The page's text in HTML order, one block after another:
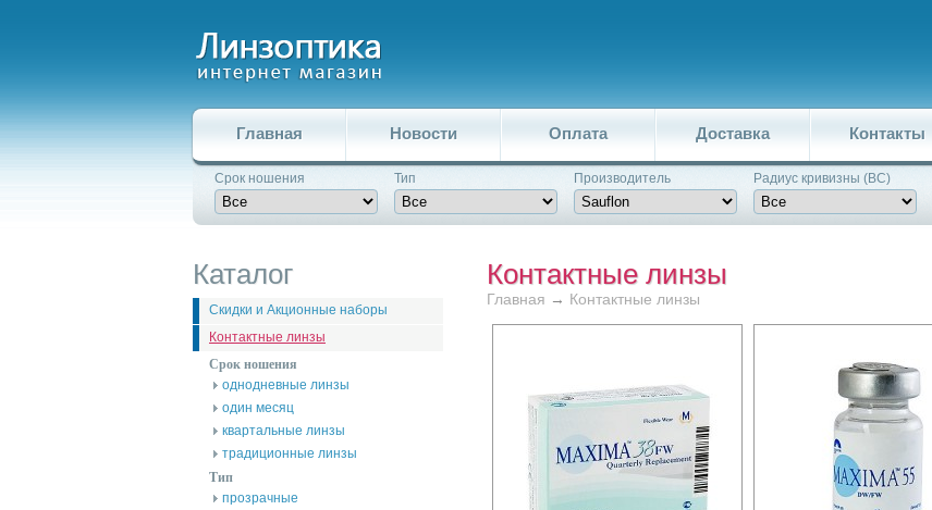
Главная Новости Оплата Доставка Контакты
Срок ношения Тип Производитель Pадиус кривизны (BC)
Каталог
Скидки и Акционные наборы
Контактные линзы
Срок ношения
однодневные линзы
один месяц
квартальные линзы
традиционные линзы
Тип
прозрачные
Контактные линзы
Главная → Контактные линзы